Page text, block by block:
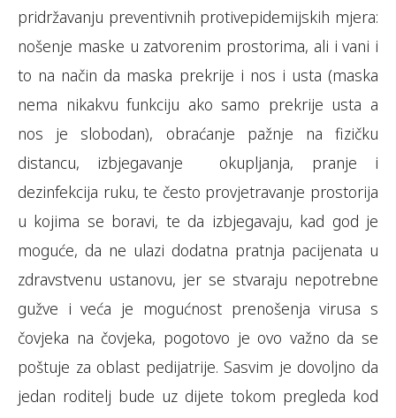
pridržavanju preventivnih protivepidemijskih mjera:
nošenje maske u zatvorenim prostorima, ali i vani i
to na način da maska prekrije i nos i usta (maska
nema nikakvu funkciju ako samo prekrije usta a
nos je slobodan), obraćanje pažnje na fizičku
distancu, izbjegavanje okupljanja, pranje i
dezinfekcija ruku, te često provjetravanje prostorija
u kojima se boravi, te da izbjegavaju, kad god je
moguće, da ne ulazi dodatna pratnja pacijenata u
zdravstvenu ustanovu, jer se stvaraju nepotrebne
gužve i veća je mogućnost prenošenja virusa s
čovjeka na čovjeka, pogotovo je ovo važno da se
poštuje za oblast pedijatrije. Sasvim je dovoljno da
jedan roditelj bude uz dijete tokom pregleda kod